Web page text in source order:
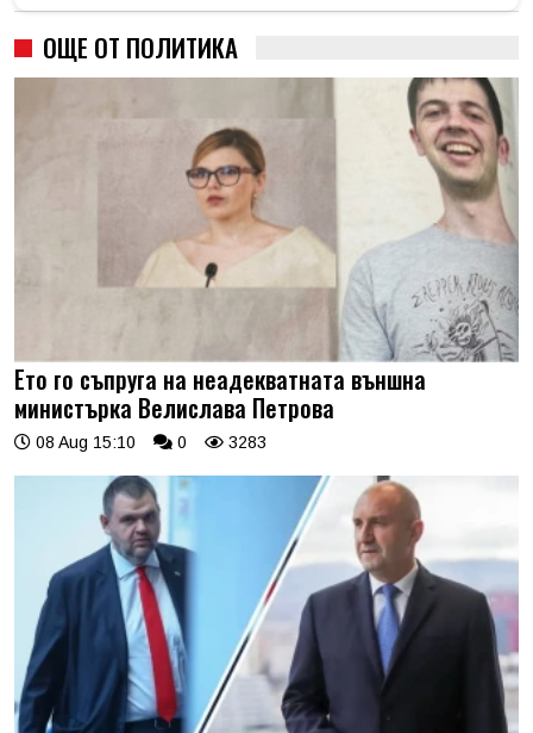
ОЩЕ ОТ ПОЛИТИКА
Ето го съпруга на неадекватната външна
министърка Велислава Петрова
08 Aug 15:10 0 3283